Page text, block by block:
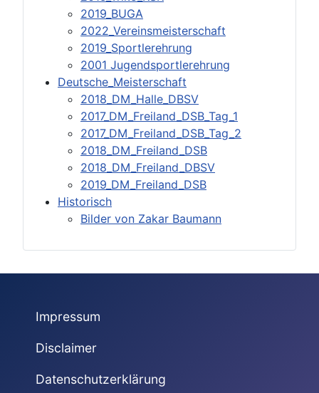
2019_BUGA
2022_Vereinsmeisterschaft
2019_Sportlerehrung
2001 Jugendsportlerehrung
Deutsche_Meisterschaft
2018_DM_Halle_DBSV
2017_DM_Freiland_DSB_Tag_1
2017_DM_Freiland_DSB_Tag_2
2018_DM_Freiland_DSB
2018_DM_Freiland_DBSV
2019_DM_Freiland_DSB
Historisch
Bilder von Zakar Baumann
Impressum
Disclaimer
Datenschutzerklärung